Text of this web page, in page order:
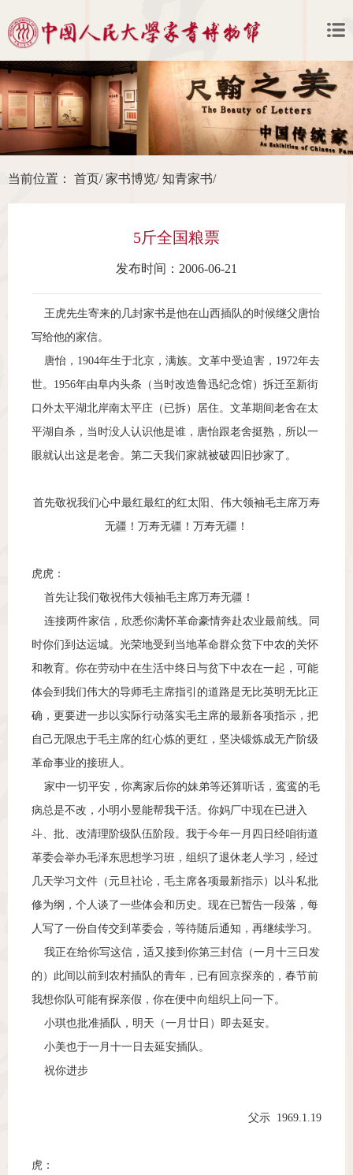
当前位置： 首页/ 家书博览/ 知青家书/
5斤全国粮票
发布时间：2006-06-21
王虎先生寄来的几封家书是他在山西插队的时候继父唐怡
写给他的家信。
唐怡，1904年生于北京，满族。文革中受迫害，1972年去
世。1956年由阜内头条（当时改造鲁迅纪念馆）拆迁至新街
口外太平湖北岸南太平庄（已拆）居住。文革期间老舍在太
平湖自杀，当时没人认识他是谁，唐怡跟老舍挺熟，所以一
眼就认出这是老舍。第二天我们家就被破四旧抄家了。
首先敬祝我们心中最红最红的红太阳、伟大领袖毛主席万寿
无疆！万寿无疆！万寿无疆！
虎虎：
首先让我们敬祝伟大领袖毛主席万寿无疆！
连接两件家信，欣悉你满怀革命豪情奔赴农业最前线。同
时你们到达运城。光荣地受到当地革命群众贫下中农的关怀
和教育。你在劳动中在生活中终日与贫下中农在一起，可能
体会到我们伟大的导师毛主席指引的道路是无比英明无比正
确，更要进一步以实际行动落实毛主席的最新各项指示，把
自己无限忠于毛主席的红心炼的更红，坚决锻炼成无产阶级
革命事业的接班人。
家中一切平安，你离家后你的妹弟等还算听话，鸾鸾的毛
病总是不改，小明小昱能帮我干活。你妈厂中现在已进入
斗、批、改清理阶级队伍阶段。我于今年一月四日经咱街道
革委会举办毛泽东思想学习班，组织了退休老人学习，经过
几天学习文件（元旦社论，毛主席各项最新指示）以斗私批
修为纲，个人谈了一些体会和历史。现在已暂告一段落，每
人写了一份自传交到革委会，等待随后通知，再继续学习。
我正在给你写这信，适又接到你第三封信（一月十三日发
的）此间以前到农村插队的青年，已有回京探亲的，春节前
我想你队可能有探亲假，你在便中向组织上问一下。
小琪也批准插队，明天（一月廿日）即去延安。
小美也于一月十一日去延安插队。
祝你进步
父示 1969.1.19
虎：